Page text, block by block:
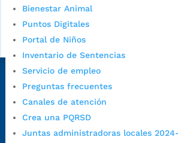
Bienestar Animal
Puntos Digitales
Portal de Niños
Inventario de Sentencias
Servicio de empleo
Preguntas frecuentes
Canales de atención
Crea una PQRSD
Juntas administradoras locales